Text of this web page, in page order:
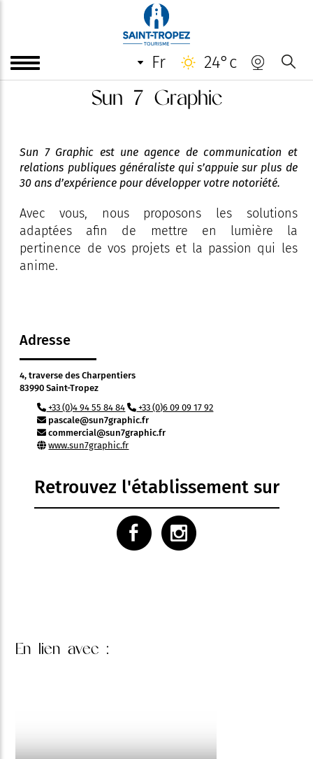
fr 24°c
Sun 7 Graphic
Sun 7 Graphic est une agence de communication et
relations publiques généraliste qui s’appuie sur plus de
30 ans d’expérience pour développer votre notoriété.
Avec vous, nous proposons les solutions
adaptées afin de mettre en lumière la
pertinence de vos projets et la passion qui les
anime.
Adresse
4, traverse des Charpentiers
83990 Saint-Tropez
+33 (0)4 94 55 84 84
+33 (0)6 09 09 17 92
pascale@sun7graphic.fr
commercial@sun7graphic.fr
www.sun7graphic.fr
Retrouvez l'établissement sur
En lien avec :